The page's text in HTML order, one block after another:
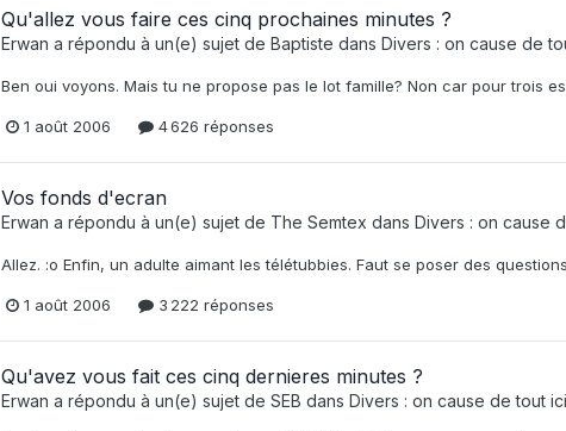
Qu'allez vous faire ces cinq prochaines minutes ?
Erwan a répondu à un(e) sujet de Baptiste dans Divers : on cause de
Ben oui voyons. Mais tu ne propose pas le lot famille? Non car pour trois
1 août 2006 4 626 réponses
Vos fonds d'ecran
Erwan a répondu à un(e) sujet de The Semtex dans Divers : on cause
Allez. :o Enfin, un adulte aimant les télétubbies. Faut se poser des
1 août 2006 3 222 réponses
Qu'avez vous fait ces cinq dernieres minutes ?
Erwan a répondu à un(e) sujet de SEB dans Divers : on cause de tout